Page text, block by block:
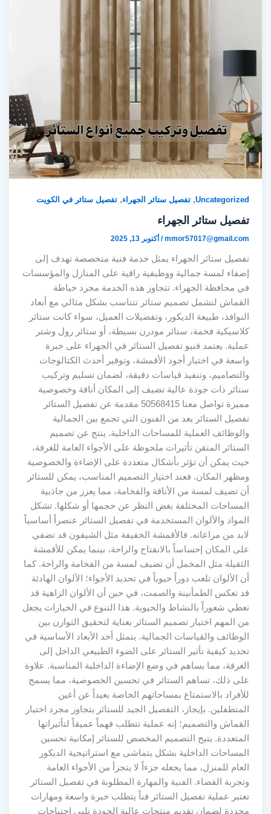
Uncategorized
,تفصيل ستائر الجهراء, تفصيل ستائر في الكويت
تفصيل ستائر الجهراء
mmor57017@gmail.com
/أكتوبر 13, 2025
تفصيل ستائر الجهراء يمثل خدمة فنية متخصصة تهدف إلى
إضفاء لمسة جمالية ووظيفية راقية على المنازل والمؤسسات
في محافظة الجهراء. تتجاوز هذه الخدمة مجرد خياطة
القماش لتشمل تصميم ستائر تتناسب بشكل مثالي مع أبعاد
النوافذ، طبيعة الديكور، وتفضيلات العميل، سواء كانت ستائر
كلاسيكية فخمة، ستائر مودرن بسيطة، أو ستائر رول وشتر
عملية. يعتمد فنيو تفصيل الستائر في الجهراء على خبرة
واسعة في اختيار أجود الأقمشة، وتوفير أحدث الكتالوجات
والتصاميم، وتنفيذ قياسات دقيقة، لضمان تسليم وتركيب
ستائر ذات جودة عالية تضيف إلى المكان أناقة وخصوصية
مميزة تواصل معنا 50568415 مقدمة عن تفصيل الستائر
تفصيل الستائر يعد من الفنون التي تجمع بين الجمالية
والوظائف العملية للمساحات الداخلية. ينتج عن تصميم
الستائر المتقن تأثيرات ملحوظة على الأجواء العامة للغرفة،
حيث يمكن أن تؤثر بأشكال متعددة على الإضاءة والخصوصية
ومظهر المكان. فعند اختيار التصميم المناسب، يمكن للستائر
أن تضيف لمسة من الأناقة والفخامة، مما يعزز من جاذبية
المساحات المختلفة بغض النظر عن حجمها أو شكلها. تشكل
المواد والألوان المستخدمة في تفصيل الستائر عنصراً أساسياً
لابد من مراعاته. فالأقمشة الخفيفة مثل الشيفون قد تضفي
على المكان إحساساً بالانفتاح والراحة، بينما يمكن للأقمشة
الثقيلة مثل المخمل أن تضيف لمسة من الفخامة والراحة. كما
أن الألوان تلعب دوراً حيوياً في تحديد الأجواء؛ الألوان الهادئة
قد تعكس الطمأنينة والصمت، في حين أن الألوان الزاهية قد
تعطي شعوراً بالنشاط والحيوية. هذا التنوع في الخيارات يجعل
من المهم اختيار تصميم الستائر بعناية لتحقيق التوازن بين
الوظائف والقياسات الجمالية. يتمثل أحد الأبعاد الأساسية في
تحديد كيفية تأثير الستائر على الضوء الطبيعي الداخل إلى
الغرفة، مما يساهم في وضع الإضاءة الداخلية المناسبة. علاوة
على ذلك، تساهم الستائر في تحسين الخصوصية، مما يسمح
للأفراد بالاستمتاع بمساحاتهم الخاصة بعيداً عن أعين
المتطفلين. بإيجاز، التفصيل الجيد للستائر يتجاوز مجرد اختيار
القماش والتصميم؛ إنه عملية تتطلب فهماً عميقاً لتأثيراتها
المتعددة. يتيح التصميم المخصص للستائر إمكانية تحسين
المساحات الداخلية بشكل يتماشى مع استراتيجية الديكور
العام للمنزل، مما يجعله جزءاً لا يتجزأ من الأجواء العامة
وتجربة الفضاء. الفنية والمهارة المطلوبة في تفصيل الستائر
تعتبر عملية تفصيل الستائر فناً يتطلب خبرة واسعة ومهارات
محددة لضمان تقديم منتجات عالية الجودة تلبي احتياجات